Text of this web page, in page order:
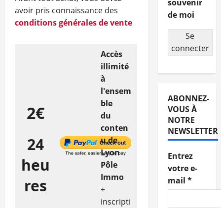
avoir pris connaissance des
conditions générales de vente
2€
24
heu
res
Accès
illimité
à
l'ensem
ble
du
conten
u de
Lyon
Pôle
Immo
+
inscripti
souvenir
de moi
Se
connecter
ABONNEZ-
VOUS À
NOTRE
NEWSLETTER
Entrez
votre e-
mail *